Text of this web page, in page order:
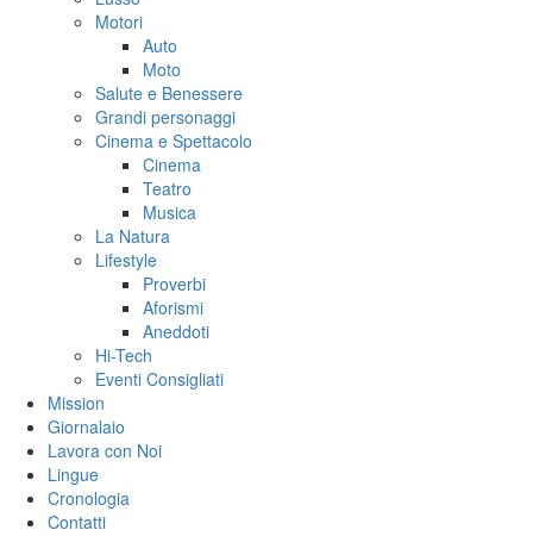
Motori
Auto
Moto
Salute e Benessere
Grandi personaggi
Cinema e Spettacolo
Cinema
Teatro
Musica
La Natura
Lifestyle
Proverbi
Aforismi
Aneddoti
Hi-Tech
Eventi Consigliati
Mission
Giornalaio
Lavora con Noi
Lingue
Cronologia
Contatti